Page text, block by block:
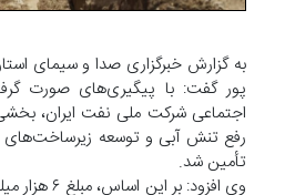
به گزارش خبرگزاری صدا و سیمای
پور گفت: با پیگیری‌های صورت
اجتماعی شرکت ملی نفت ایران، بخشی
رفع تنش آبی و توسعه
تأمین شد.